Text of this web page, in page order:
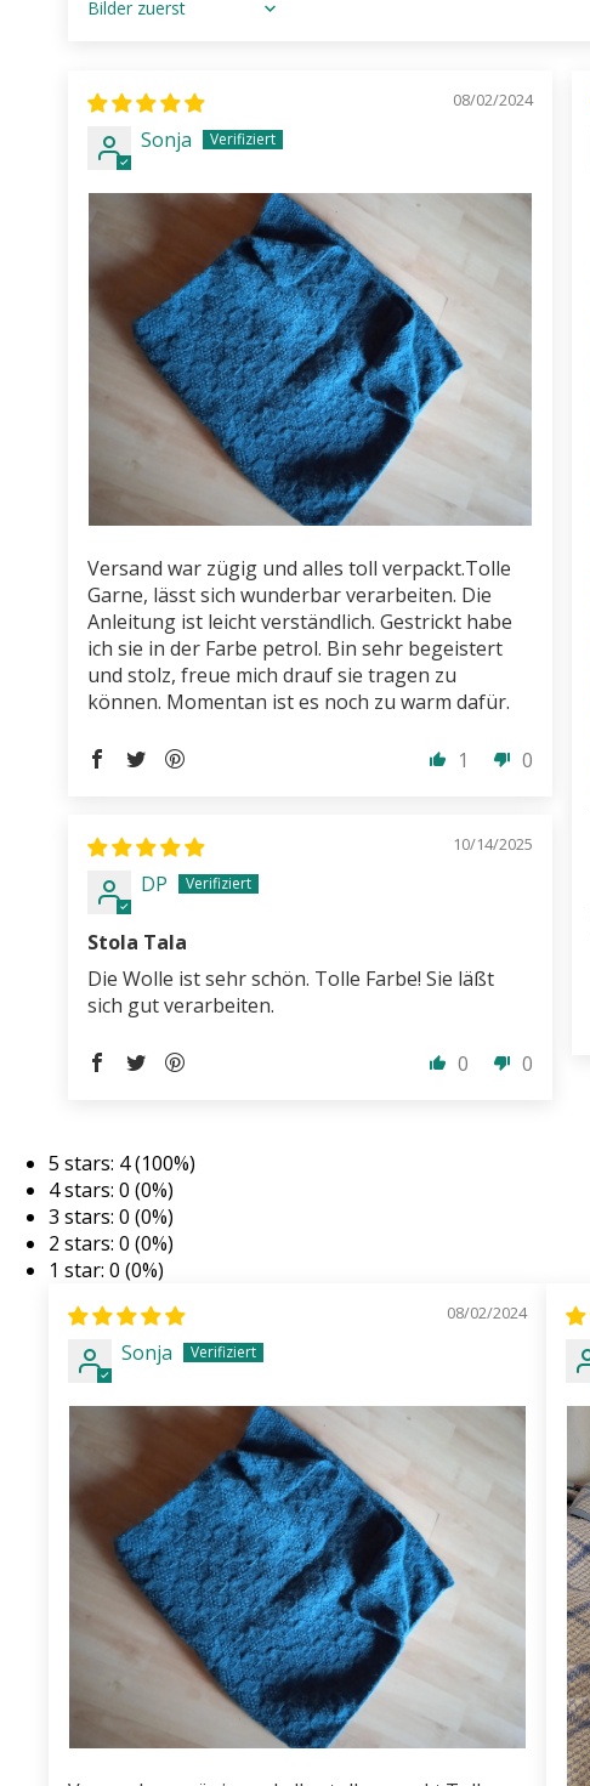
Sort by
08/02/2024
Sonja
Versand war zügig und alles toll verpackt.Tolle
Garne, lässt sich wunderbar verarbeiten. Die
Anleitung ist leicht verständlich. Gestrickt habe
ich sie in der Farbe petrol. Bin sehr begeistert
und stolz, freue mich drauf sie tragen zu
können. Momentan ist es noch zu warm dafür.
1 0
10/14/2025
DP
Stola Tala
Die Wolle ist sehr schön. Tolle Farbe! Sie läßt
sich gut verarbeiten.
0 0
5 stars: 4 (100%)
4 stars: 0 (0%)
3 stars: 0 (0%)
2 stars: 0 (0%)
1 star: 0 (0%)
08/02/2024
Sonja